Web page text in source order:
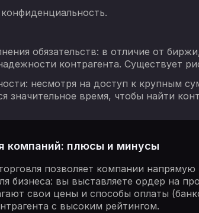
обязательств: в отличие от
контрагента. Существует
несмотря на доступ к крупным
значительное время, чтобы найти
компаний: плюсы и минусы
позволяет компании
бизнеса: вы выставляете ордер на
свои цены и способы оплаты
с высоким рейтингом.